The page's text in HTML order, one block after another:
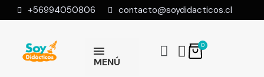
+56994050806 contacto@soydidacticos.cl
MENÚ